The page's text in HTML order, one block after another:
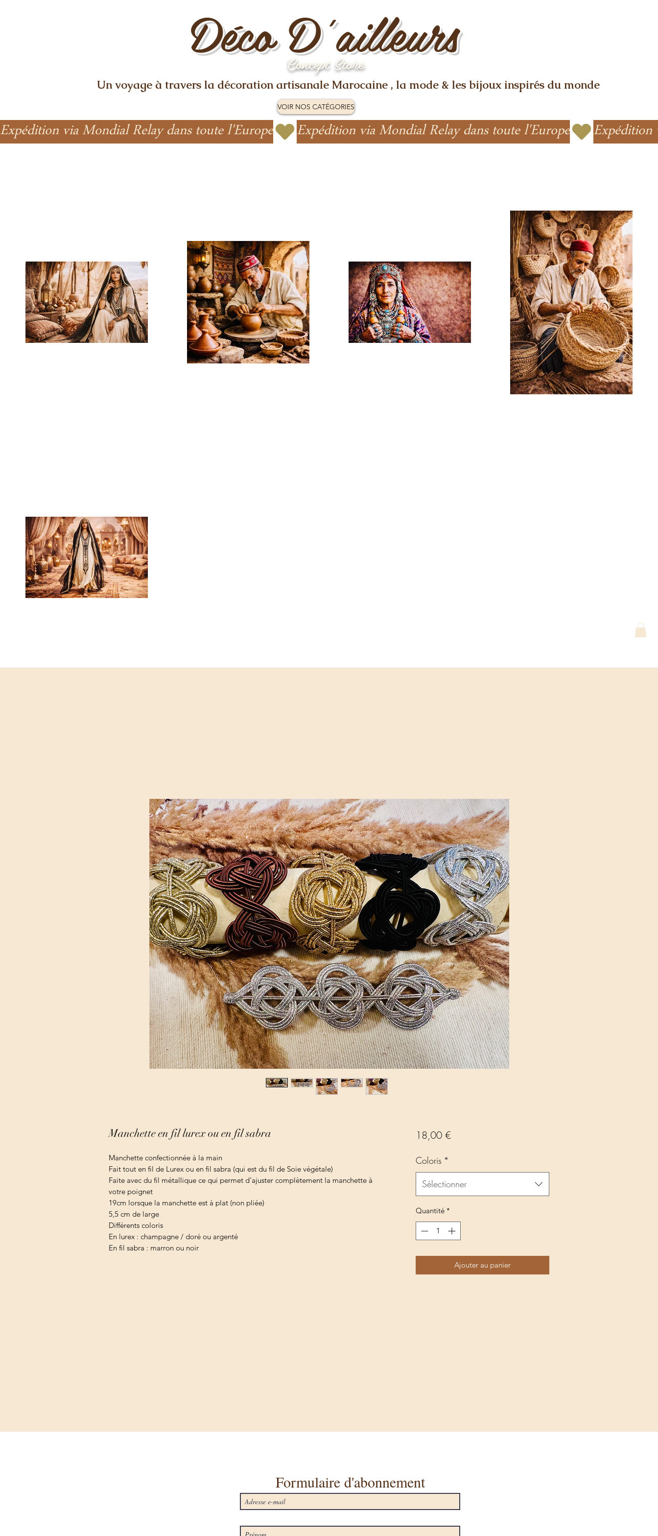
Déco D'ailleurs
Concept Store
Un voyage à travers la décoration artisanale Marocaine , la mode & les bijoux inspirés du monde
VOIR NOS CATÉGORIES
Expédition via Mondial Relay dans toute l'Europe
Manchette en fil lurex ou en fil sabra
Manchette confectionnée à la main
Fait tout en fil de Lurex ou en fil sabra (qui est du fil de Soie végétale)
Faite avec du fil métallique ce qui permet d’ajuster complètement la manchette à
votre poignet
19cm lorsque la manchette est à plat (non pliée)
5,5 cm de large
Différents coloris
En lurex : champagne / doré ou argenté
En fil sabra : marron ou noir
18,00 €Prix
Coloris *
Sélectionner
Quantité *
Ajouter au panier
Formulaire d'abonnement